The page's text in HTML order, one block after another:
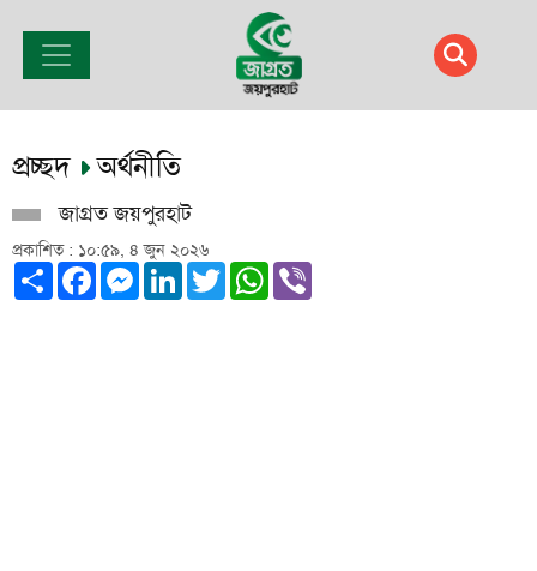
প্রচ্ছদ অর্থনীতি
জাগ্রত জয়পুরহাট
প্রকাশিত : ১০:৫৯, ৪ জুন ২০২৬
ShareFacebook
Messenger
LinkedIn
TwitterWhatsApp